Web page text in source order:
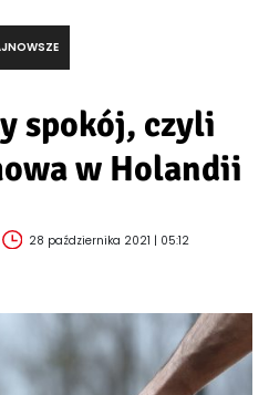
spokój, czyli
w Holandii
28 października 2021 | 05:12